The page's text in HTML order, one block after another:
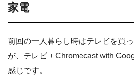
家電
前回の一人暮らし時はテレビを買
が、テレビ + Chromecast with
感じです。